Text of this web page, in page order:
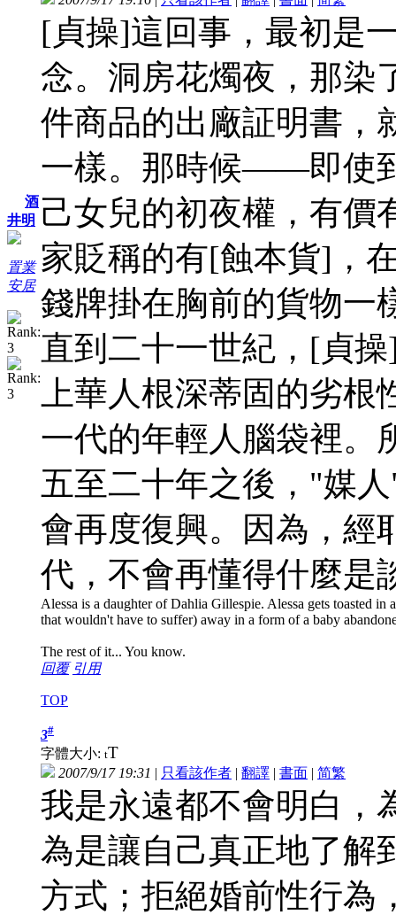
酒
井明
置業
安居
[貞操]這回事，最初是
念。洞房花燭夜，那染
件商品的出廠証明書，
一樣。那時候——即使
己女兒的初夜權，有價
家貶稱的有[蝕本貨]，
錢牌掛在胸前的貨物一
直到二十一世紀，[貞
上華人根深蒂固的劣
一代的年輕人腦袋裡。
五至二十年之後，"媒
會再度復興。因為，經
代，不會再懂得什麼是
Alessa is a daughter of Dahlia Gillespie. Alessa gets toasted in
that wouldn't have to suffer) away in a form of a baby
The rest of it... You know.
回覆 引用
TOP
3#
字體大小: tT
2007/9/17 19:31 | 只看該作者 | 翻譯 | 書面 | 简繁
我是永遠都不會明白，
為是讓自己真正地了解
方式；拒絕婚前性行為